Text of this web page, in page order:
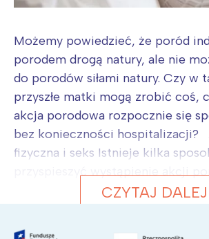
Możemy powiedzieć, że poród
porodem drogą natury, ale nie
do porodów siłami natury. Czy w
przyszłe matki mogą zrobić coś,
akcja porodowa rozpocznie się
bez konieczności hospitalizacji?
fizyczna i seks Istnieje kilka
CZYTAJ DALEJ